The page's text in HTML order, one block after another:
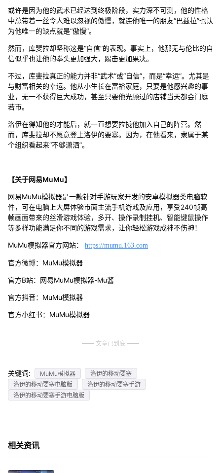
或许是因为他的武术已经达到终极阶段，实力深不可测，他的性格
中总带着一丝令人难以忽视的傲慢，就连他唯一的朋友“巴兹拉”也认
为他唯一的缺点就是“傲慢”。
然而，库斐拉却坚称这是“自信”的表现。事实上，他那无与伦比的自
信似乎也让他的拳头更加强大，踢击更加果决。
不过，库斐拉真正的能力并非“武术”或“自信”，而是“幸运”。尤其是
与财富相关的幸运。他从小生长在富裕家庭，只要是他感兴趣的事
业，无一不获得巨大成功，甚至只要他光顾过的店铺当天都会门庭
若市。
洛伊在得知他的才能后，就一直想要拉拢他加入自己的阵营。然
而，库斐拉却不愿意登上洛伊的要塞。因为，在他看来，隶属于某
个组织看起来“不够潇洒”。
【关于网易MuMu】
网易MuMu模拟器是一款针对手游玩家开发的安卓模拟器类电脑软
件，可在电脑上大屏体验市面主流手机游戏及应用，享受240帧高
帧画面带来的丝滑游戏体验，多开、操作录制挂机、智能键鼠操作
等多样功能满足你不同的游戏需求，让你轻松游戏成神不伤神！
MuMu模拟器官方网站： https://mumu.163.com
官方微博：MuMu模拟器
官方B站：网易MuMu模拟器-Mu酱
官方抖音：MuMu模拟器
官方小红书：MuMu模拟器
文章已到底
关键词: MuMu模拟器
洛伊的移动要塞
洛伊的移动要塞电脑版
洛伊的移动要塞手游
洛伊的移动要塞手游电脑版
相关资讯